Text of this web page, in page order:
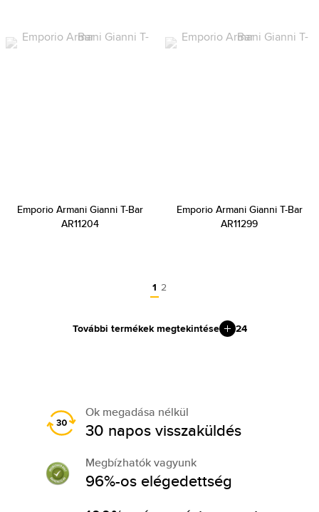
Emporio Armani Gianni T-Bar
AR11204
Emporio Armani Gianni T-Bar
AR11299
1 2
További termékek megtekintése 24
Ok megadása nélkül
30 napos visszaküldés
Megbízhatók vagyunk
96%-os elégedettség